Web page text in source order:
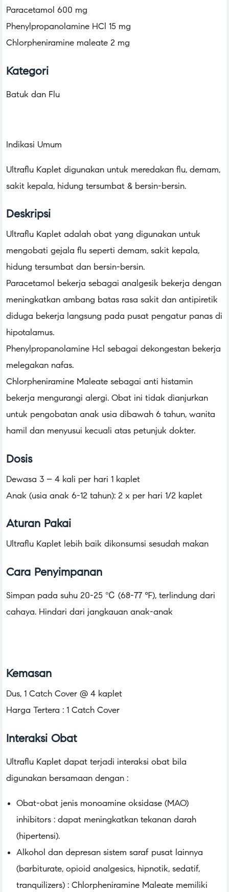
Paracetamol 600 mg
Phenylpropanolamine HCl 15 mg
Chlorpheniramine maleate 2 mg
Kategori
Batuk dan Flu
Indikasi Umum
Ultraflu Kaplet digunakan untuk meredakan flu, demam,
sakit kepala, hidung tersumbat & bersin-bersin.
Deskripsi
Ultraflu Kaplet adalah obat yang digunakan untuk
mengobati gejala flu seperti demam, sakit kepala,
hidung tersumbat dan bersin-bersin.
Paracetamol bekerja sebagai analgesik bekerja dengan
meningkatkan ambang batas rasa sakit dan antipiretik
diduga bekerja langsung pada pusat pengatur panas di
hipotalamus.
Phenylpropanolamine Hcl sebagai dekongestan bekerja
melegakan nafas.
Chlorpheniramine Maleate sebagai anti histamin
bekerja mengurangi alergi. Obat ini tidak dianjurkan
untuk pengobatan anak usia dibawah 6 tahun, wanita
hamil dan menyusui kecuali atas petunjuk dokter.
Dosis
Dewasa 3 – 4 kali per hari 1 kaplet
Anak (usia anak 6-12 tahun): 2 x per hari 1/2 kaplet
Aturan Pakai
Ultraflu Kaplet lebih baik dikonsumsi sesudah makan
Cara Penyimpanan
Simpan pada suhu 20-25 ℃ (68-77 ℉), terlindung dari
cahaya. Hindari dari jangkauan anak-anak
Kemasan
Dus, 1 Catch Cover @ 4 kaplet
Harga Tertera : 1 Catch Cover
Interaksi Obat
Ultraflu Kaplet dapat terjadi interaksi obat bila
digunakan bersamaan dengan :
Obat-obat jenis monoamine oksidase (MAO)
inhibitors : dapat meningkatkan tekanan darah
(hipertensi).
Alkohol dan depresan sistem saraf pusat lainnya
(barbiturate, opioid analgesics, hipnotik, sedatif,
tranquilizers) : Chlorpheniramine Maleate memiliki